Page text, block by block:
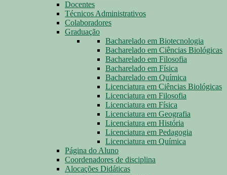
Docentes
Técnicos Administrativos
Colaboradores
Graduação
Bacharelado em Biotecnologia
Bacharelado em Ciências Biológicas
Bacharelado em Filosofia
Bacharelado em Física
Bacharelado em Química
Licenciatura em Ciências Biológicas
Licenciatura em Filosofia
Licenciatura em Física
Licenciatura em Geografia
Licenciatura em História
Licenciatura em Pedagogia
Licenciatura em Química
Página do Aluno
Coordenadores de disciplina
Alocações Didáticas